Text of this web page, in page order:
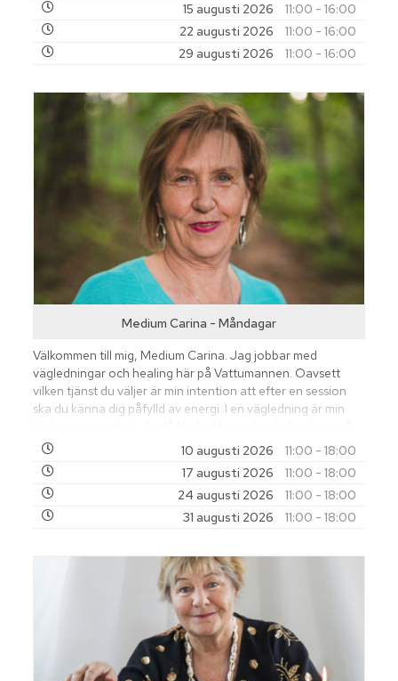
15 augusti 2026
11:00 - 16:00
22 augusti 2026
11:00 - 16:00
29 augusti 2026
11:00 - 16:00
Medium Carina - Måndagar
Välkommen till mig, Medium Carina. Jag jobbar med
vägledningar och healing här på Vattumannen. Oavsett
vilken tjänst du väljer är min intention att efter en session
ska du känna dig påfylld av energi. I en vägledning är min
Du kanske är nyfiken på vad universum har att säga till dig
om din personliga utveckling och din livsväg framåt? Eller
önskar du få kontakt med någon när och kär från andra
sidan?
10 augusti 2026
11:00 - 18:00
17 augusti 2026
11:00 - 18:00
24 augusti 2026
11:00 - 18:00
31 augusti 2026
11:00 - 18:00